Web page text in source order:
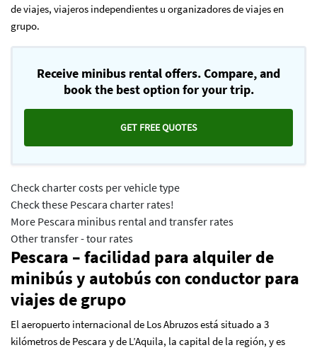
de viajes, viajeros independientes u organizadores de viajes en
grupo.
Receive minibus rental offers. Compare, and
book the best option for your trip.
GET FREE QUOTES
Check charter costs per vehicle type
Check these Pescara charter rates!
More Pescara minibus rental and transfer rates
Other transfer - tour rates
Pescara – facilidad para alquiler de
minibús y autobús con conductor para
viajes de grupo
El aeropuerto internacional de Los Abruzos está situado a 3
kilómetros de Pescara y de L’Aquila, la capital de la región, y es